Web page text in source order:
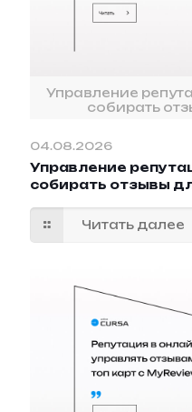
Управление
собирать
04.08.2026
Управление
собирать отзывы
Читать далее